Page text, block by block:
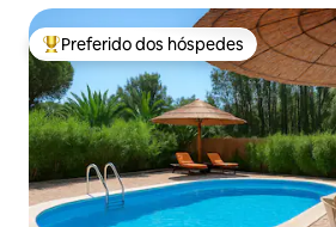
Entre os melhores preferidos dos
Preferido dos hóspedes